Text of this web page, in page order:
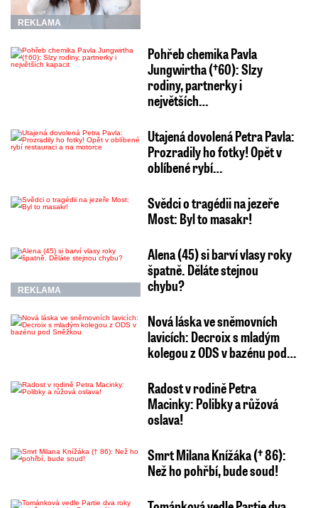
REKLAMA
Pohřeb chemika Pavla
Jungwirtha (†60): Slzy
rodiny, partnerky i
největších…
Utajená dovolená Petra Pavla:
Prozradily ho fotky! Opět v
oblíbené rybí…
Svědci o tragédii na jezeře
Most: Byl to masakr!
REKLAMA
Alena (45) si barví vlasy roky
špatně. Děláte stejnou
chybu?
Nová láska ve sněmovních
lavicích: Decroix s mladým
kolegou z ODS v bazénu pod…
Radost v rodině Petra
Macinky: Polibky a růžová
oslava!
Smrt Milana Knížáka († 86):
Než ho pohřbí, bude soud!